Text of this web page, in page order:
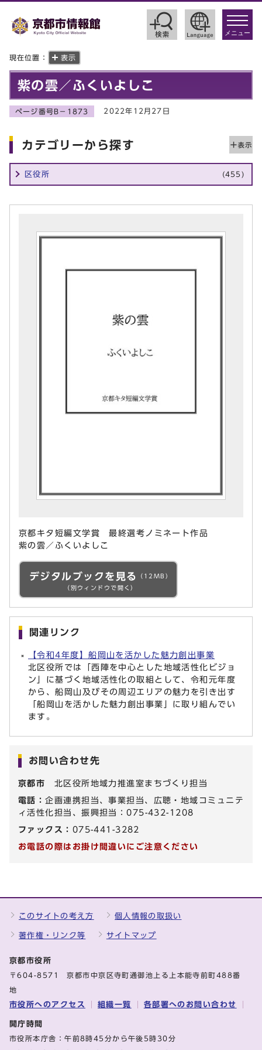
toggle
メニュー
現在位置： 表示
紫の雲／ふくいよしこ
ページ番号B－1873 2022年12月27日
カテゴリーから探す
区役所 (455)
京都キタ短編文学賞 最終選考ノミネート作品
紫の雲／ふくいよしこ
デジタルブックを見る
（12MB）
（別ウィンドウで開く）
関連リンク
【令和4年度】船岡山を活かした魅力創出事業
北区役所では「西陣を中心とした地域活性化ビジョ
ン」に基づく地域活性化の取組として、令和元年度
から、船岡山及びその周辺エリアの魅力を引き出す
「船岡山を活かした魅力創出事業」に取り組んでい
ます。
お問い合わせ先
京都市 北区役所地域力推進室まちづくり担当
電話：企画連携担当、事業担当、広聴・地域コミュニテ
ィ活性化担当、振興担当：075-432-1208
ファックス： 075-441-3282
お電話の際はお掛け間違いにご注意ください
このサイトの考え方 個人情報の取扱い
著作権・リンク等 サイトマップ
京都市役所
〒604-8571 京都市中京区寺町通御池上る上本能寺前町488番
地
市役所へのアクセス 組織一覧 各部署へのお問い合わせ
開庁時間
市役所本庁舎：午前8時45分から午後5時30分